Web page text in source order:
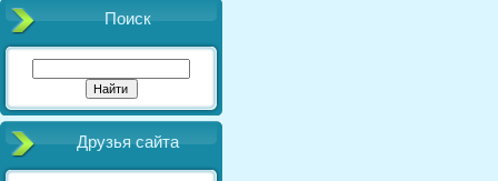
Поиск
Друзья сайта